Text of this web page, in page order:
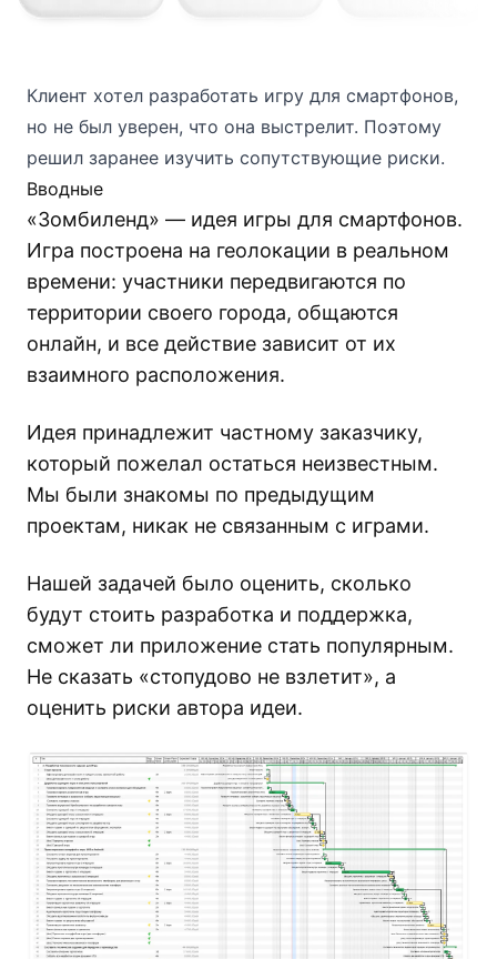
Клиент хотел разработать игру для смартфонов,
но не был уверен, что она выстрелит. Поэтому
решил заранее изучить сопутствующие риски.
Вводные
«Зомбиленд» — идея игры для смартфонов.
Игра построена на геолокации в реальном
времени: участники передвигаются по
территории своего города, общаются
онлайн, и все действие зависит от их
взаимного расположения.
Идея принадлежит частному заказчику,
который пожелал остаться неизвестным.
Мы были знакомы по предыдущим
проектам, никак не связанным с играми.
Нашей задачей было оценить, сколько
будут стоить разработка и поддержка,
сможет ли приложение стать популярным.
Не сказать «стопудово не взлетит», а
оценить риски автора идеи.